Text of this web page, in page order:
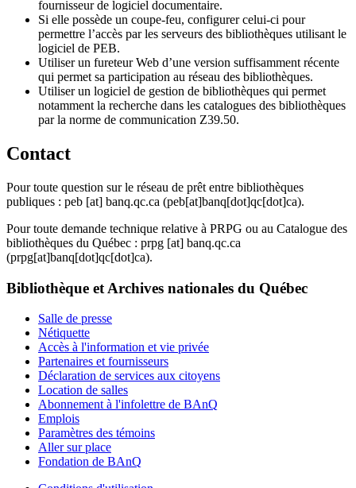
fournisseur de logiciel documentaire.
Si elle possède un coupe-feu, configurer celui-ci pour
permettre l’accès par les serveurs des bibliothèques utilisant le
logiciel de PEB.
Utiliser un fureteur Web d’une version suffisamment récente
qui permet sa participation au réseau des bibliothèques.
Utiliser un logiciel de gestion de bibliothèques qui permet
notamment la recherche dans les catalogues des bibliothèques
par la norme de communication Z39.50.
Contact
Pour toute question sur le réseau de prêt entre bibliothèques
publiques : peb [at] banq.qc.ca (peb[at]banq[dot]qc[dot]ca).
Pour toute demande technique relative à PRPG ou au Catalogue des
bibliothèques du Québec : prpg [at] banq.qc.ca
(prpg[at]banq[dot]qc[dot]ca).
Bibliothèque et Archives nationales du Québec
Salle de presse
Nétiquette
Accès à l'information et vie privée
Partenaires et fournisseurs
Déclaration de services aux citoyens
Location de salles
Abonnement à l'infolettre de BAnQ
Emplois
Paramètres des témoins
Aller sur place
Fondation de BAnQ